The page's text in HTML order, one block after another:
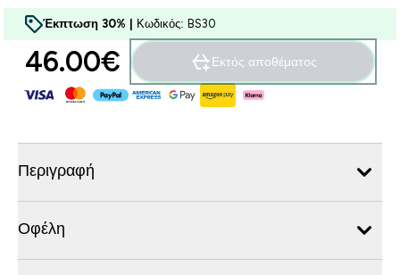
Έκπτωση 30% | Κωδικός: BS30
46.00€‎ Εκτός αποθέματος
Περιγραφή
Οφέλη